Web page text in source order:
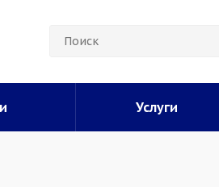
Услуги